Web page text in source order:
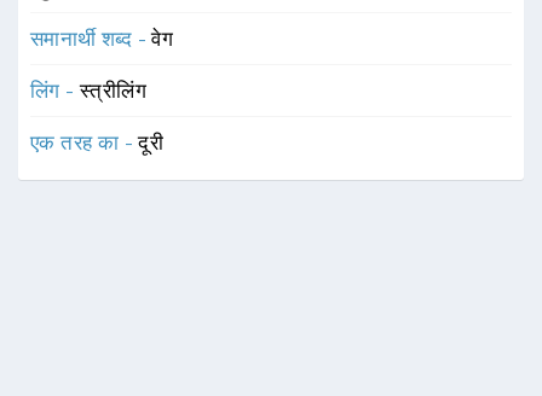
समानार्थी शब्द -वेग
लिंग -स्त्रीलिंग
एक तरह का -दूरी